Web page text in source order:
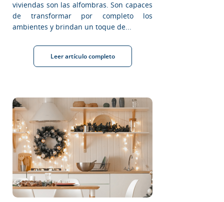
viviendas son las alfombras. Son capaces
de transformar por completo los
ambientes y brindan un toque de...
Leer artículo completo